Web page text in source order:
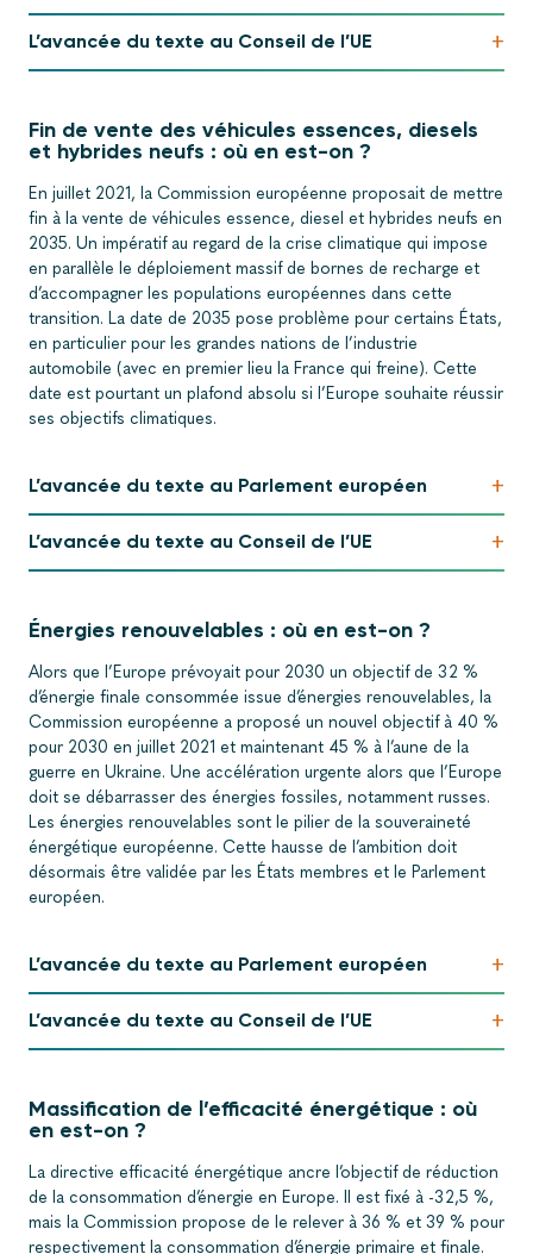
L’avancée du texte au Conseil de l’UE +
Fin de vente des véhicules essences, diesels
et hybrides neufs : où en est-on ?
En juillet 2021, la Commission européenne proposait de mettre
fin à la vente de véhicules essence, diesel et hybrides neufs en
2035. Un impératif au regard de la crise climatique qui impose
en parallèle le déploiement massif de bornes de recharge et
d’accompagner les populations européennes dans cette
transition. La date de 2035 pose problème pour certains États,
en particulier pour les grandes nations de l’industrie
automobile (avec en premier lieu la France qui freine). Cette
date est pourtant un plafond absolu si l’Europe souhaite réussir
ses objectifs climatiques.
L’avancée du texte au Parlement européen +
L’avancée du texte au Conseil de l’UE +
Énergies renouvelables : où en est-on ?
Alors que l’Europe prévoyait pour 2030 un objectif de 32 %
d’énergie finale consommée issue d’énergies renouvelables, la
Commission européenne a proposé un nouvel objectif à 40 %
pour 2030 en juillet 2021 et maintenant 45 % à l’aune de la
guerre en Ukraine. Une accélération urgente alors que l’Europe
doit se débarrasser des énergies fossiles, notamment russes.
Les énergies renouvelables sont le pilier de la souveraineté
énergétique européenne. Cette hausse de l’ambition doit
désormais être validée par les États membres et le Parlement
européen.
L’avancée du texte au Parlement européen +
L’avancée du texte au Conseil de l’UE +
Massification de l’efficacité énergétique : où
en est-on ?
La directive efficacité énergétique ancre l’objectif de réduction
de la consommation d’énergie en Europe. Il est fixé à -32,5 %,
mais la Commission propose de le relever à 36 % et 39 % pour
respectivement la consommation d’énergie primaire et finale.